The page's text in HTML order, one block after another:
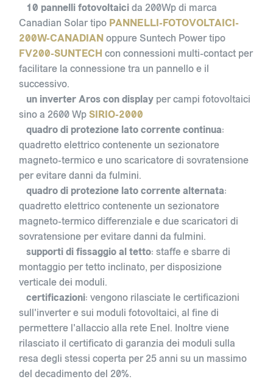
10 pannelli fotovoltaicida 200Wp di marca
Canadian Solar tipo PANNELLI-FOTOVOLTAICI-
200W-CANADIANoppure Suntech Power tipo
FV200-SUNTECH con connessioni multi-contact per
facilitare la connessione tra un pannello e il
successivo.
un inverter Aros con display per campi fotovoltaici
sino a 2600 WpSIRIO-2000
quadro di protezione lato corrente continua:
quadretto elettrico contenente un sezionatore
magneto-termico e uno scaricatore di sovratensione
per evitare danni da fulmini.
quadro di protezione lato corrente alternata:
quadretto elettrico contenente un sezionatore
magneto-termico differenziale e due scaricatori di
sovratensione per evitare danni da fulmini.
supporti di fissaggio al tetto: staffe e sbarre di
montaggio per tetto inclinato, per disposizione
verticale dei moduli.
certificazioni: vengono rilasciate le certificazioni
sull'inverter e sui moduli fotovoltaici, al fine di
permettere l'allaccio alla rete Enel. Inoltre viene
rilasciato il certificato di garanzia dei moduli sulla
resa degli stessi coperta per 25 anni su un massimo
del decadimento del 20%.